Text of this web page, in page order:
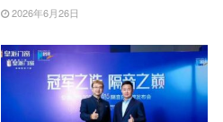
2026年6月26日